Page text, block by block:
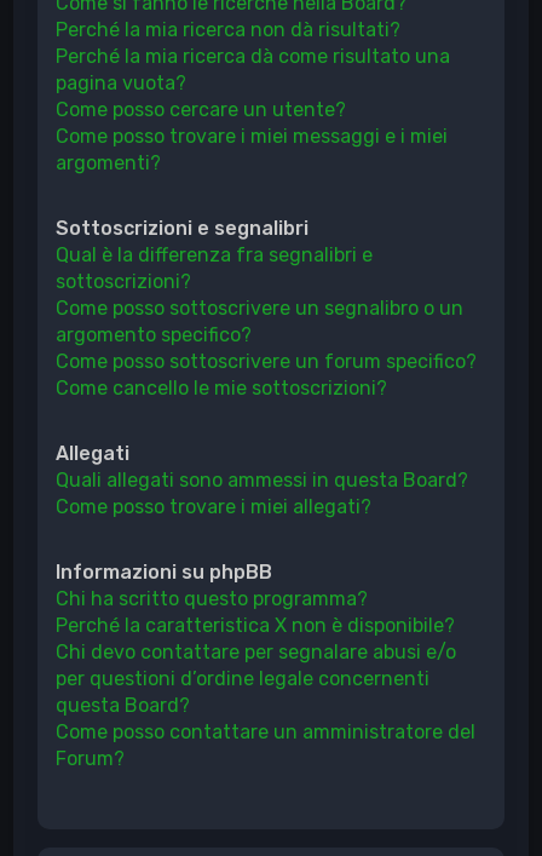
Perché la mia ricerca non dà risultati?
Perché la mia ricerca dà come risultato una
pagina vuota?
Come posso cercare un utente?
Come posso trovare i miei messaggi e i miei
argomenti?
Sottoscrizioni e segnalibri
Qual è la differenza fra segnalibri e
sottoscrizioni?
Come posso sottoscrivere un segnalibro o un
argomento specifico?
Come posso sottoscrivere un forum specifico?
Come cancello le mie sottoscrizioni?
Allegati
Quali allegati sono ammessi in questa Board?
Come posso trovare i miei allegati?
Informazioni su phpBB
Chi ha scritto questo programma?
Perché la caratteristica X non è disponibile?
Chi devo contattare per segnalare abusi e/o
per questioni d’ordine legale concernenti
questa Board?
Come posso contattare un amministratore del
Forum?